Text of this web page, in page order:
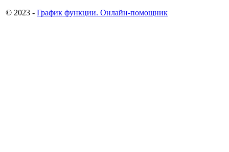
© 2023 - График функции. Онлайн-помощник